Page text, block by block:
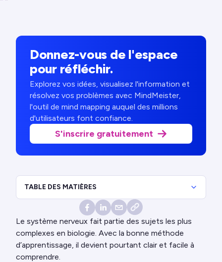
Donnez-vous de l'espace
pour réfléchir.
Explorez vos idées, visualisez l'information et
résolvez vos problèmes avec MindMeister,
l'outil de mind mapping auquel des millions
d'utilisateurs font confiance.
S'inscrire gratuitement
TABLE DES MATIÈRES
Le système nerveux fait partie des sujets les plus
complexes en biologie. Avec la bonne méthode
d’apprentissage, il devient pourtant clair et facile à
comprendre.